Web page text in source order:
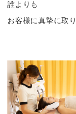
誰よりも
お客様に真摯に取